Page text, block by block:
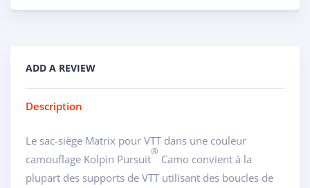
ADD A REVIEW
Description
Le sac-siège Matrix pour VTT dans une couleur
camouflage Kolpin Pursuit
®
Camo convient à la
plupart des supports de VTT utilisant des boucles de